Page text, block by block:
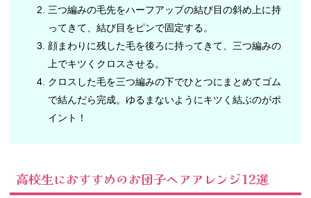
三つ編みの毛先をハーフアップの結び目の斜め上に持
ってきて、結び目をピンで固定する。
顔まわりに残した毛を後ろに持ってきて、三つ編みの
上でキツくクロスさせる。
クロスした毛を三つ編みの下でひとつにまとめてゴム
で結んだら完成。ゆるまないようにキツく結ぶのがポ
イント！
高校生におすすめのお団子ヘアアレンジ12選